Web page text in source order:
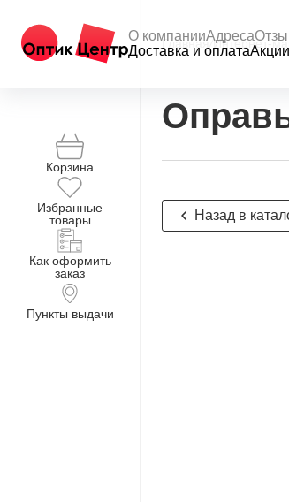
О компанииАдреса
Доставка и оплатаАкции
Корзина
Избранные
товары
Как оформить
заказ
Пункты выдачи
Главная Интернет-
Назад в